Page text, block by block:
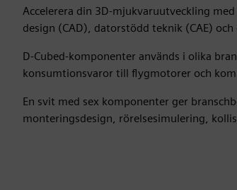
Accelerera din 3D-mjukvaruutveckling
design (CAD), datorstödd teknik (CAE)
D-Cubed-komponenter används i olika
konsumtionsvaror till flygmotorer och
En svit med sex komponenter ger
monteringsdesign, rörelsesimulering,